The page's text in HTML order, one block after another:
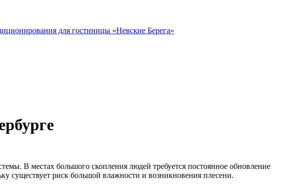
для гостиницы «Невские Берега»
В местах большого скопления людей требуется постоянное обновление
существует риск большой влажности и возникновения плесени.